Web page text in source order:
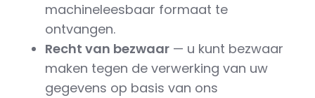
machineleesbaar formaat te
ontvangen.
Recht van bezwaar — u kunt bezwaar
maken tegen de verwerking van uw
gegevens op basis van ons